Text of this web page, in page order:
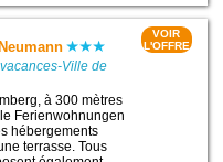
Ville de
à 300 mètres
Ferienwohnungen
hébergements
terrasse. Tous
VOIR
L'OFFRE